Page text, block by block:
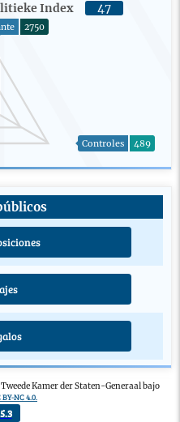
Index 47
2750
Controles 489
Kamer der Staten-Generaal bajo
BY-NC 4.0.